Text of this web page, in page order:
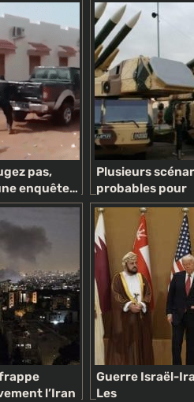
pas,
enquête…
!
Plusieurs
probables pour
mettre fin à la
guerre
l’Iran
Guerre Israël-
Les